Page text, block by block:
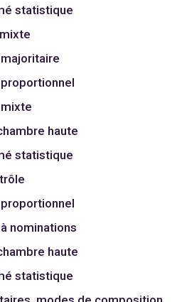
statistique
haute
statistique
nominations
haute
statistique